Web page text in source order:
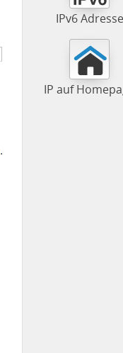
.
IPv6 Adresse
IP auf